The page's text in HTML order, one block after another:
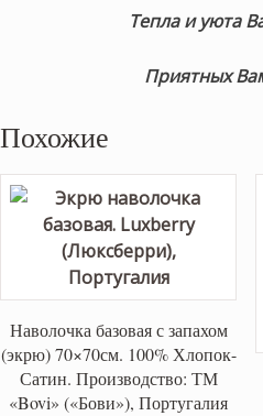
Тепла и уюта
Приятных
Похожие
Наволочка базовая с запахом
(экрю) 70×70см. 100% Хлопок-
Сатин. Производство: ТМ
«Bovi» («Бови»), Португалия